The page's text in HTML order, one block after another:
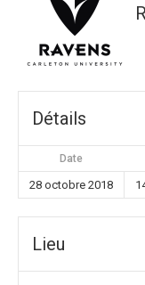
Détails
Date
28 octobre 2018
Lieu